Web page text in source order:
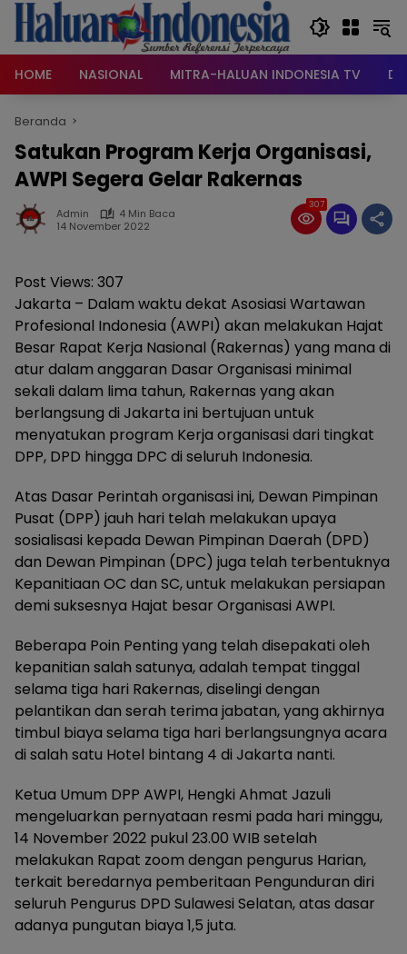
Langsung
konten
HOME
NASIONAL MITRA-HALUAN INDONESIA TV
Beranda
Satukan Program Kerja Organisasi,
AWPI Segera Gelar Rakernas
Admin
4 Min Baca
14 November 2022
307
Post Views: 307
Jakarta – Dalam waktu dekat Asosiasi Wartawan
Profesional Indonesia (AWPI) akan melakukan Hajat
Besar Rapat Kerja Nasional (Rakernas) yang mana di
atur dalam anggaran Dasar Organisasi minimal
sekali dalam lima tahun, Rakernas yang akan
berlangsung di Jakarta ini bertujuan untuk
menyatukan program Kerja organisasi dari tingkat
DPP, DPD hingga DPC di seluruh Indonesia.
Atas Dasar Perintah organisasi ini, Dewan Pimpinan
Pusat (DPP) jauh hari telah melakukan upaya
sosialisasi kepada Dewan Pimpinan Daerah (DPD)
dan Dewan Pimpinan (DPC) juga telah terbentuknya
Kepanitiaan OC dan SC, untuk melakukan persiapan
demi suksesnya Hajat besar Organisasi AWPI.
Beberapa Poin Penting yang telah disepakati oleh
kepanitian salah satunya, adalah tempat tinggal
selama tiga hari Rakernas, diselingi dengan
pelantikan dan serah terima jabatan, yang akhirnya
timbul biaya selama tiga hari berlangsungnya acara
di salah satu Hotel bintang 4 di Jakarta nanti.
Ketua Umum DPP AWPI, Hengki Ahmat Jazuli
mengeluarkan pernyataan resmi pada hari minggu,
14 November 2022 pukul 23.00 WIB setelah
melakukan Rapat zoom dengan pengurus Harian,
terkait beredarnya pemberitaan Pengunduran diri
seluruh Pengurus DPD Sulawesi Selatan, atas dasar
adanya pungutan biaya 1,5 juta.